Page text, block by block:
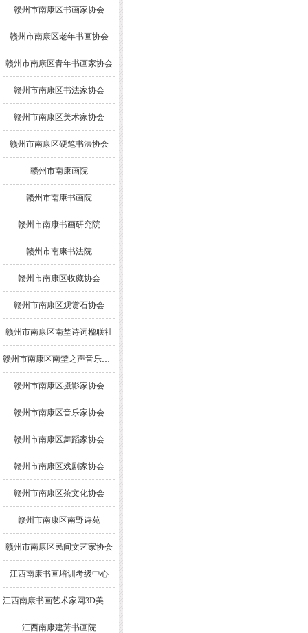
赣州市南康区书画家协会
赣州市南康区老年书画协会
赣州市南康区青年书画家协会
赣州市南康区书法家协会
赣州市南康区美术家协会
赣州市南康区硬笔书法协会
赣州市南康画院
赣州市南康书画院
赣州市南康书画研究院
赣州市南康书法院
赣州市南康区收藏协会
赣州市南康区观赏石协会
赣州市南康区南埜诗词楹联社
赣州市南康区南埜之声音乐舞蹈协会
赣州市南康区摄影家协会
赣州市南康区音乐家协会
赣州市南康区舞蹈家协会
赣州市南康区戏剧家协会
赣州市南康区茶文化协会
赣州市南康区南野诗苑
赣州市南康区民间文艺家协会
江西南康书画培训考级中心
江西南康书画艺术家网3D美术馆
江西南康建芳书画院